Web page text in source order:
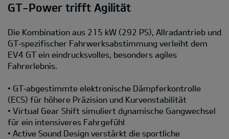
GT-Power trifft Agilität
Die Kombination aus 215 kW (292 PS), Allradantrieb und
GT‑spezifischer Fahrwerksabstimmung verleiht dem
EV4 GT ein eindrucksvolles, besonders agiles
Fahrerlebnis.
• GT‑abgestimmte elektronische Dämpferkontrolle
(ECS) für höhere Präzision und Kurvenstabilität
• Virtual Gear Shift simuliert dynamische Gangwechsel
für ein intensiveres Fahrgefühl
• Active Sound Design verstärkt die sportliche